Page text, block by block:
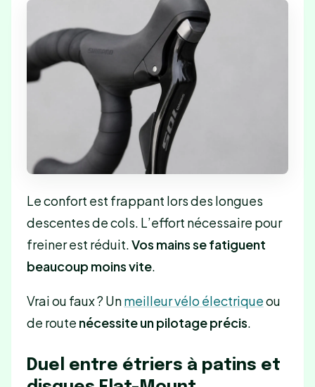
Le confort est frappant lors des longues
descentes de cols. L’effort nécessaire pour
freiner est réduit.Vos mains se fatiguent
beaucoup moins vite.
Vrai ou faux ? Unmeilleur vélo électriqueou
de route nécessite un pilotage précis.
Duel entre étriers à patins et